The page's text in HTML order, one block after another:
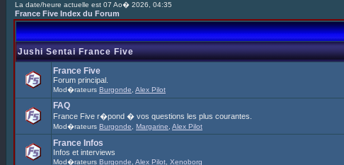
La date/heure actuelle est 07 Ao� 2026, 04:35
France Five Index du Forum
Jushi Sentai France Five
France Five
Forum principal.
Mod�rateurs Burgonde Alex Pilot
FAQ
France Five r�pond � vos questions les plus courantes.
Mod�rateurs Burgonde Margarine Alex Pilot
France Infos
Infos et interviews
Mod�rateurs Burgonde Alex Pilot Xenoborg